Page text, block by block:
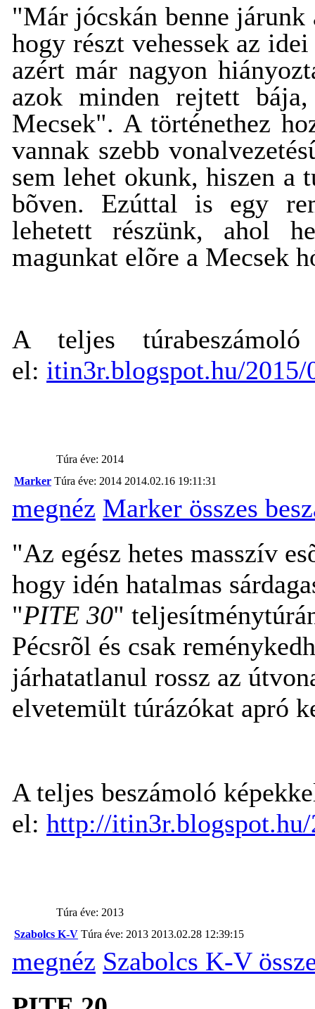
"Már jócskán benne
hogy részt vehessek az
azért már nagyon
azok minden rejtett
Mecsek". A történethez
vannak szebb
sem lehet okunk, hiszen a
bõven. Ezúttal is egy
lehetett részünk, ahol
magunkat elõre a Mecsek
A teljes
el: itin3r.blogspot.hu/
Túra éve: 2014
Marker Túra éve: 2014 2014.02.16 19:11:31
megnéz Marker összes
"Az egész hetes masszív
hogy idén hatalmas
"PITE 30"
Pécsrõl és csak
járhatatlanul rossz az
elvetemült túrázókat apró
A teljes beszámoló
el: http://
Túra éve: 2013
Szabolcs K-V Túra éve: 2013 2013.02.28 12:39:15
megnéz Szabolcs K-V